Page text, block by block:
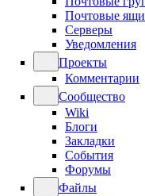
Почтовые
Серверы
Уведомления
Проекты
Комментарии
Сообщество
Wiki
Блоги
Закладки
События
Форумы
Файлы